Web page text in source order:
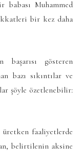
babası Muhammed
bir kez daha
başarısı gösteren
bazı sıkıntılar ve
şöyle özetlenebilir:
faaliyetlerde
belirtilenin aksine